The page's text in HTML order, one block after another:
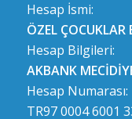
Hesap İsmi:
ÖZEL
Hesap Bilgileri:
AKBANK
Hesap Numarası:
TR97 0004 6001